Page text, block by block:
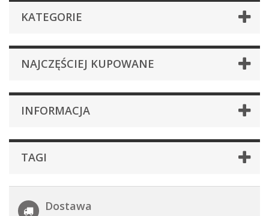
KATEGORIE
NAJCZĘŚCIEJ KUPOWANE
INFORMACJA
TAGI
Dostawa